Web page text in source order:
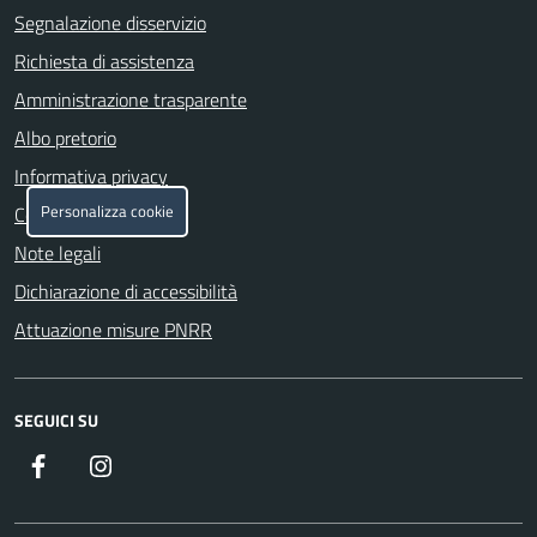
Segnalazione disservizio
Richiesta di assistenza
Amministrazione trasparente
Albo pretorio
Informativa privacy
Cookie policy
Note legali
Dichiarazione di accessibilità
Attuazione misure PNRR
SEGUICI SU
Facebook
Personalizza cookie